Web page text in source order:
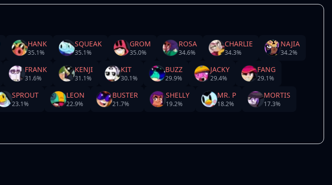
HANK
35.1%
SQUEAK
35.1%
GROM
35.0%
ROSA
34.6%
CHARLIE
34.3%
NAJIA
34.2%
FRANK
31.6%
KENJI
31.1%
KIT
30.1%
BUZZ
29.9%
JACKY
29.4%
FANG
29.1%
SPROUT
23.1%
LEON
22.9%
BUSTER
21.7%
SHELLY
19.2%
MR. P
18.2%
MORTIS
17.3%